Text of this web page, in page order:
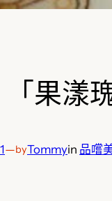
果漾
—byTommyin 品嚐